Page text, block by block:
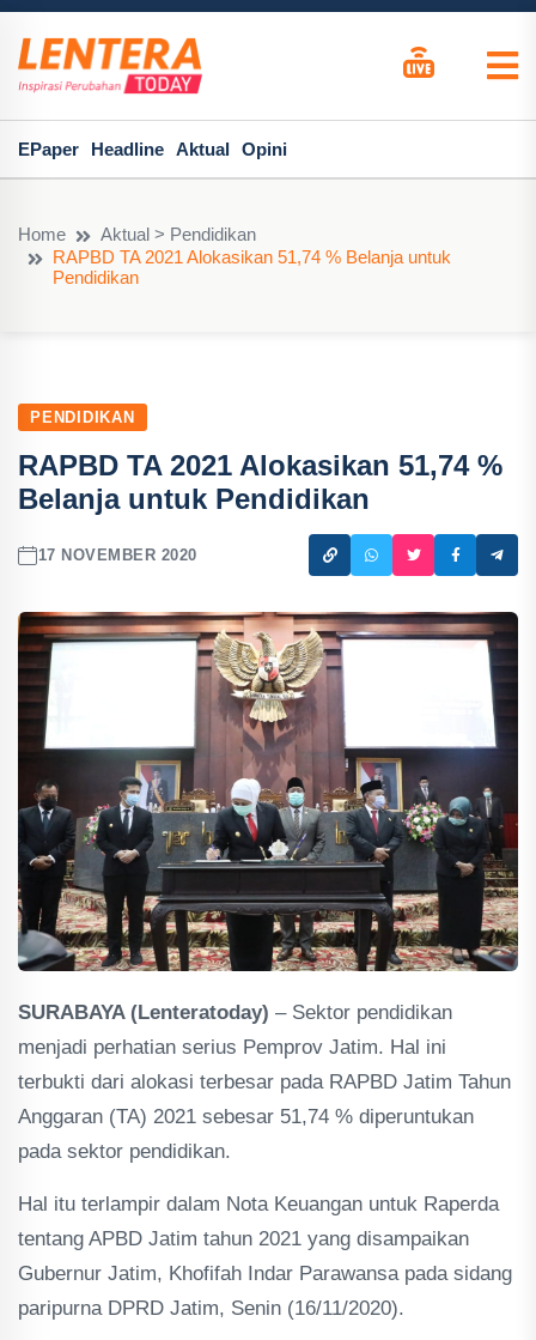
EPaper Headline Aktual Opini
Home
Aktual > Pendidikan
RAPBD TA 2021 Alokasikan 51,74 % Belanja untuk
Pendidikan
PENDIDIKAN
RAPBD TA 2021 Alokasikan 51,74 %
Belanja untuk Pendidikan
17 NOVEMBER 2020
SURABAYA (Lenteratoday) – Sektor pendidikan
menjadi perhatian serius Pemprov Jatim. Hal ini
terbukti dari alokasi terbesar pada RAPBD Jatim Tahun
Anggaran (TA) 2021 sebesar 51,74 % diperuntukan
pada sektor pendidikan.
Hal itu terlampir dalam Nota Keuangan untuk Raperda
tentang APBD Jatim tahun 2021 yang disampaikan
Gubernur Jatim, Khofifah Indar Parawansa pada sidang
paripurna DPRD Jatim, Senin (16/11/2020).